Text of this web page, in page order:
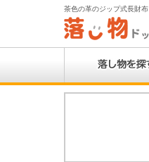
茶色の革のジップ式長財